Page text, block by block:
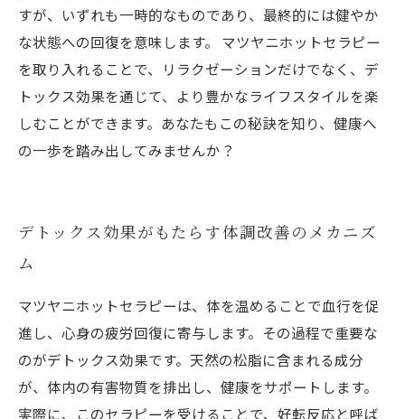
すが、いずれも一時的なものであり、最終的には健やか
な状態への回復を意味します。 マツヤニホットセラピー
を取り入れることで、リラクゼーションだけでなく、デ
トックス効果を通じて、より豊かなライフスタイルを楽
しむことができます。あなたもこの秘訣を知り、健康へ
の一歩を踏み出してみませんか？
デトックス効果がもたらす体調改善のメカニズ
ム
マツヤニホットセラピーは、体を温めることで血行を促
進し、心身の疲労回復に寄与します。その過程で重要な
のがデトックス効果です。天然の松脂に含まれる成分
が、体内の有害物質を排出し、健康をサポートします。
実際に、このセラピーを受けることで、好転反応と呼ば